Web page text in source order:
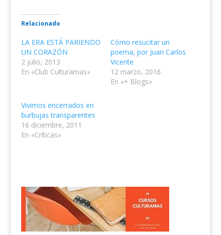
Relacionado
LA ERA ESTÁ PARIENDO
UN CORAZÓN
2 julio, 2013
En «Club Culturamas»
Cómo resucitar un
poema, por Juan Carlos
Vicente
12 marzo, 2016
En «+ Blogs»
Vivimos encerrados en
burbujas transparentes
16 diciembre, 2011
En «Críticas»